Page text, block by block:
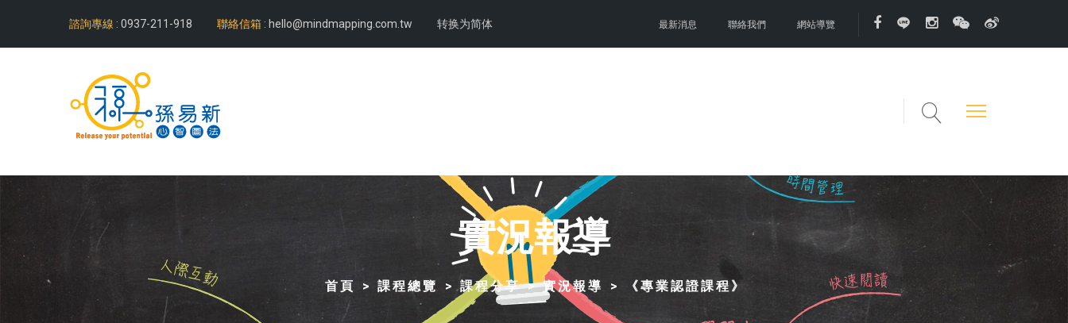
諮詢專線 : 0937-211-918 聯絡信箱 : hello@mindmapping.com.tw 转换为简体 最新消息 聯絡我們 網站導覽
實況報導
首頁 課程總覽 課程分享 實況報導 《專業認證課程》